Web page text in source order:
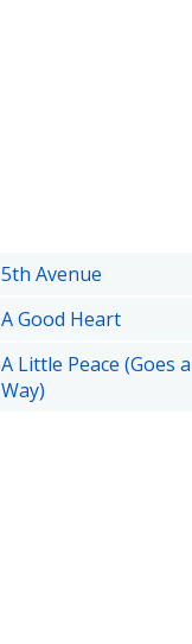
5th Avenue
A Good Heart
A Little Peace (Goes
Way)